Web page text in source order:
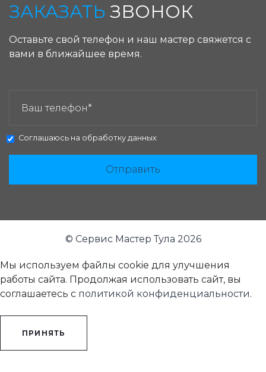
ЗАКАЗАТЬ ЗВОНОК
Оставьте свой телефон и наш мастер свяжется с
вами в ближайшее время.
Соглашаюсь на обработку данных
Отправить
© Сервис Мастер Тула 2026
Мы используем файлы cookie для улучшения
работы сайта. Продолжая использовать сайт, вы
соглашаетесь с политикой конфиденциальности.
ПРИНЯТЬ